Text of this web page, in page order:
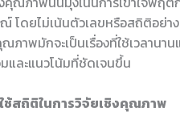
โดยไม่เน้นตัวเลขหรือสถิติอย่า
ภาพมักจะเป็นเรื่องที่ใช้เวลานา
และแนวโน้มที่ชัดเจนขึ้น
ช้สถิติในการวิจัยเชิงคุณภาพ